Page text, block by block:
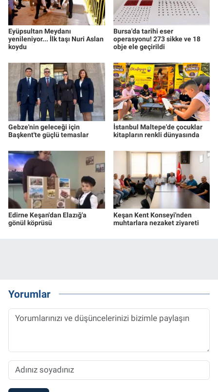
Eyüpsultan Meydanı
yenileniyor... İlk taşı Nuri Aslan
koydu
Bursa'da tarihi eser
operasyonu! 273 sikke ve 18
obje ele geçirildi
Gebze'nin geleceği için
Başkent'te güçlü temaslar
İstanbul Maltepe'de çocuklar
kitapların renkli dünyasında
Edirne Keşan'dan Elazığ'a
gönül köprüsü
Keşan Kent Konseyi'nden
muhtarlara nezaket ziyareti
Yorumlar